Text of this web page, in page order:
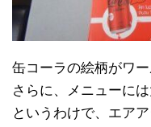
缶コーラの絵柄がワ
さらに、メニューに
というわけで、エア